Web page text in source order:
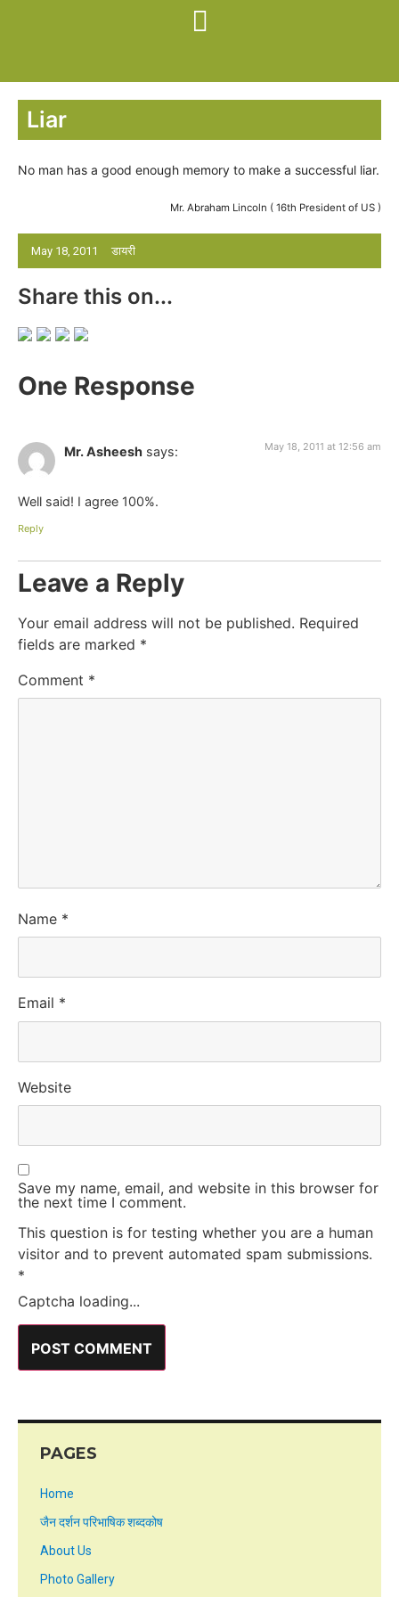
Liar
May 18, 2011 डायरी
No man has a good enough memory to make a successful liar.
Mr. Abraham Lincoln ( 16th President of US )
Share this on...
One Response
Mr. Asheesh says: May 18, 2011 at 12:56 am
Well said! I agree 100%.
Reply
Leave a Reply
Your email address will not be published. Required
fields are marked *
Comment *
Name *
Email *
Website
Save my name, email, and website in this browser for
the next time I comment.
This question is for testing whether you are a human
visitor and to prevent automated spam submissions.
*
Captcha loading...
PAGES
Home
जैन दर्शन परिभाषिक शब्दकोष
About Us
Photo Gallery